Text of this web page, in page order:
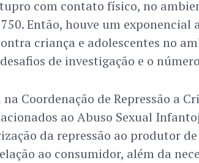
com contato físico, no
Então, houve um exponencial
criança e adolescentes no
de investigação e o
Coordenação de Repressão a
ao Abuso Sexual
da repressão ao produtor
ao consumidor, além da